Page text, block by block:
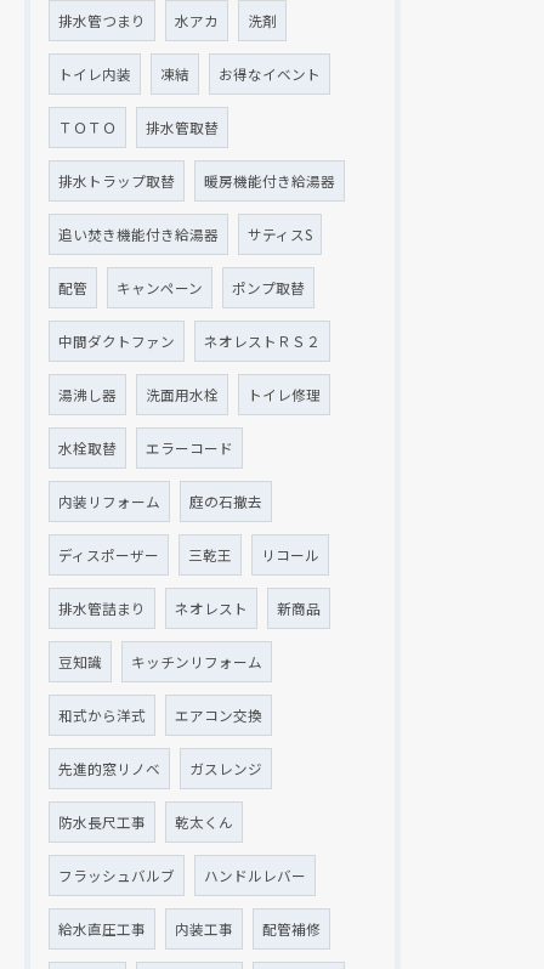
排水管つまり 水アカ 洗剤
トイレ内装 凍結 お得なイベント
ＴＯＴＯ 排水管取替
排水トラップ取替 暖房機能付き給湯器
追い焚き機能付き給湯器 サティスS
配管 キャンペーン ポンプ取替
中間ダクトファン ネオレストＲＳ２
湯沸し器 洗面用水栓 トイレ修理
水栓取替 エラーコード
内装リフォーム 庭の石撤去
ディスポーザー 三乾王 リコール
排水管詰まり ネオレスト 新商品
豆知識 キッチンリフォーム
和式から洋式 エアコン交換
先進的窓リノベ ガスレンジ
防水長尺工事 乾太くん
フラッシュバルブ ハンドルレバー
給水直圧工事 内装工事 配管補修